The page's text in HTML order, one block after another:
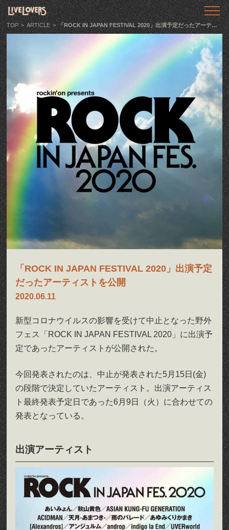
TOP
トップ
ABOUT
LIVE LOVERSとは
ライブ情報
LLTV
動画番組
PODCAST
音声番組
TOP > ARTICLE > 「ROCK IN JAPAN FESTIVAL 2020」出演予定だったアーティストを公開
「ROCK IN JAPAN FESTIVAL 2020」出演予定
だったアーティストを公開
2020.06.11
新型コロナウイルスの影響を受けて中止となった野外
フェス「ROCK IN JAPAN FESTIVAL 2020」に出演予
定であったアーティストが公開された。
今回発表されたのは、中止が発表された5月15日(金)
の段階で決定していたアーティスト。出演アーティス
ト最終発表予定日であった6月9日（火）に合わせての
発表となっている。
出演アーティスト